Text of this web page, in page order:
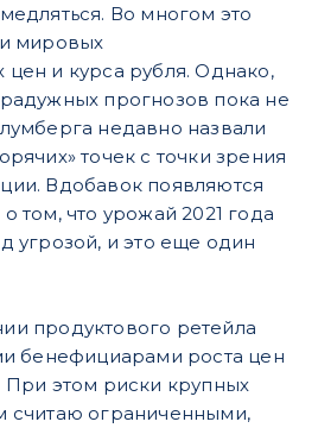
Во многом это
мировых
цен и курса рубля. Однако,
прогнозов пока не
недавно назвали
точек с точки зрения
Вдобавок появляются
том, что урожай 2021 года
угрозой, и это еще один
продуктового ретейла
бенефициарами роста цен
При этом риски крупных
считаю ограниченными,